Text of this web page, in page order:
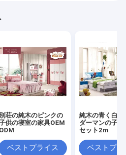
別荘の純木のピンクの
供の寝室の家具OEM
ODM
ベストプライス
純木の青く白い
ダーマンの子供
セット2m
ベストプラ